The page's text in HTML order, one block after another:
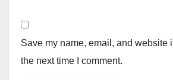
Save my name, email, and website
the next time I comment.